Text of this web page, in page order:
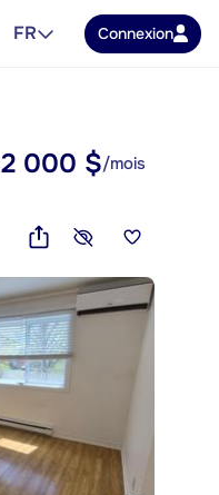
FR Connexion
2 000 $/mois